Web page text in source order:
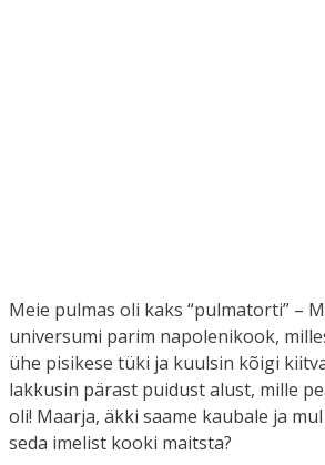
Meie pulmas oli kaks “pulmatorti” –
universumi parim napolenikook,
ühe pisikese tüki ja kuulsin kõigi
lakkusin pärast puidust alust, mille
oli! Maarja, äkki saame kaubale ja
seda imelist kooki maitsta?